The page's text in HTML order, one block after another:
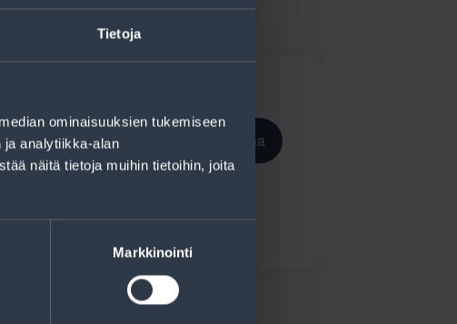
Tietoja
ominaisuuksien tukemiseen
analytiikka-alan
näitä tietoja muihin tietoihin, joita
Markkinointi
Tilaa